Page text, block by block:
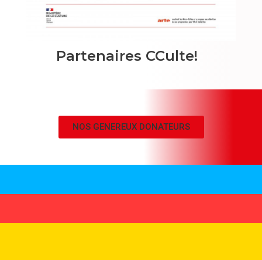
Partenaires CCulte!
NOS GENEREUX DONATEURS